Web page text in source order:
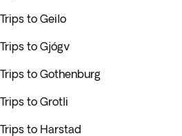
Trips to Geilo
Trips to Gjógv
Trips to Gothenburg
Trips to Grotli
Trips to Harstad